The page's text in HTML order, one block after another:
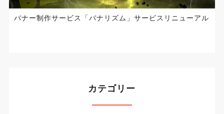
バナー制作サービス「バナリズム」サービスリニューアル
カテゴリー